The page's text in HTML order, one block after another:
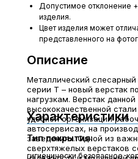
Описание
Металлический слесарный
серии T – новый верстак
нагрузкам. Верстак
высококачественной
удобной организации
автосервисах, на
заведениях. Одной из
сверхтяжелых верстаков
Допустимое отклонение
изделия.
Цвет изделия может
представленного на
Характеристики
гигиенически безопасное,
Тип покрытия: